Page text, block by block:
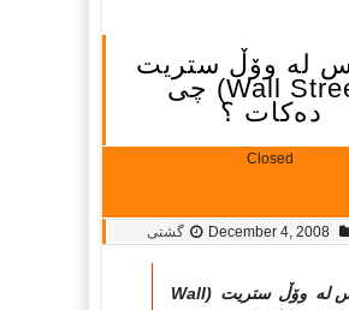
له‌ وۆڵ ستریت
(Wall Street) چی
ده‌کات ؟
Closed
December 4, 2008 گشتی
مارکس له‌ وۆڵ ستریت (Wall